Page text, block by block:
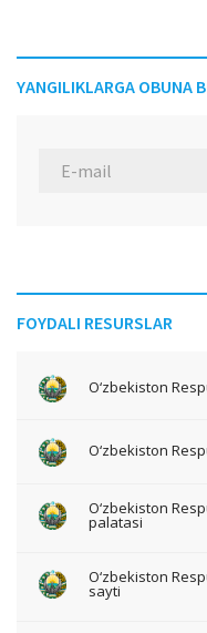
YANGILIKLARGA OBUNA
FOYDALI RESURSLAR
O‘zbekiston
O‘zbekiston
O‘zbekiston
palatasi
O‘zbekiston
sayti